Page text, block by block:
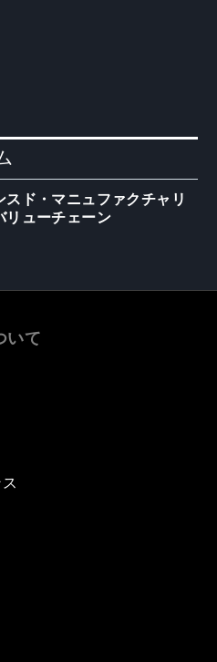
スド・マニュファクチャリ
リューチェーン
いて